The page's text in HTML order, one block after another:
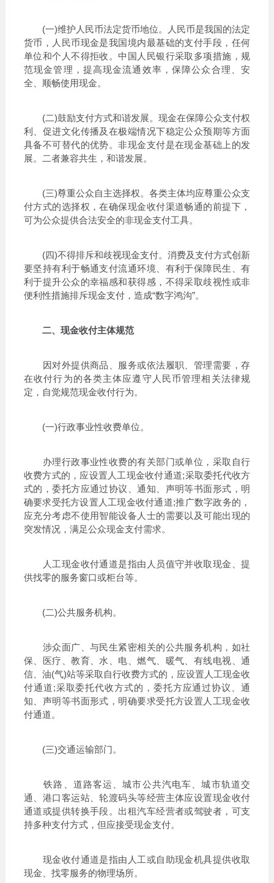
(一)维护人民币法定货币地位。人民币是我国的法定
货币，人民币现金是我国境内最基础的支付手段，任何
单位和个人不得拒收。中国人民银行采取多项措施，规
范现金管理，提高现金流通效率，保障公众合理、安
全、顺畅使用现金。
(二)鼓励支付方式和谐发展。现金在保障公众支付权
利、促进文化传播及在极端情况下稳定公众预期等方面
具备不可替代的优势。非现金支付是在现金基础上的发
展。二者兼容共生，和谐发展。
(三)尊重公众自主选择权。各类主体均应尊重公众支
付方式的选择权，在确保现金收付渠道畅通的前提下，
可为公众提供合法安全的非现金支付工具。
(四)不得排斥和歧视现金支付。消费及支付方式创新
要坚持有利于畅通支付流通环境、有利于保障民生、有
利于提升公众的幸福感和获得感，不得采取歧视性或非
便利性措施排斥现金支付，造成“数字鸿沟”。
二、现金收付主体规范
因对外提供商品、服务或依法履职、管理需要，存
在收付行为的各类主体应遵守人民币管理相关法律规
定，自觉规范现金收付行为。
(一)行政事业性收费单位。
办理行政事业性收费的有关部门或单位，采取自行
收费方式的，应设置人工现金收付通道;采取委托代收方
式的，委托方应通过协议、通知、声明等书面形式，明
确要求受托方设置人工现金收付通道;推广数字政务的，
应充分考虑不使用智能设备人士的需要以及可能出现的
突发情况，满足公众现金支付需求。
人工现金收付通道是指由人员值守并收取现金、提
供找零的服务窗口或柜台等。
(二)公共服务机构。
涉众面广、与民生紧密相关的公共服务机构，如社
保、医疗、教育、水、电、燃气、暖气、有线电视、通
信、油(气)站等采取自行收费方式的，应设置人工现金收
付通道;采取委托代收方式的，委托方应通过协议、通
知、声明等书面形式，明确要求受托方设置人工现金收
付通道。
(三)交通运输部门。
铁路、道路客运、城市公共汽电车、城市轨道交
通、港口客运站、轮渡码头等经营主体应设置现金收付
通道或提供转换手段。出租汽车经营者或驾驶者，可支
持多种支付方式，但应接受现金支付。
现金收付通道是指由人工或自助现金机具提供收取
现金、找零服务的物理场所。